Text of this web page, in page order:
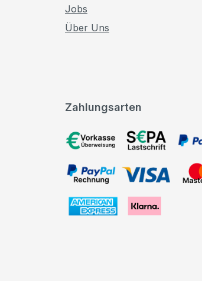
Jobs
Über Uns
Zahlungsarten
Vorkasse, SEPA-Lastschrift,
PayPal Rechnung, VISA,